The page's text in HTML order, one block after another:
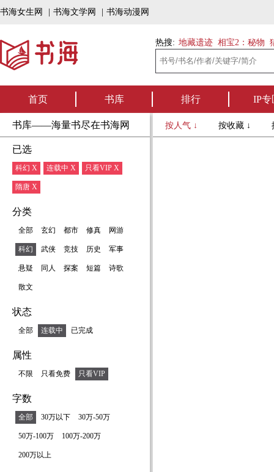
书海女生网 书海文学网 书海动漫网
热搜: 地藏遗迹 相宝2：秘物
首页 书库 排行 IP专
书库——海量书尽在书海网
已选
科幻 X 连载中 X 只看VIP X
隋唐 X
分类
全部 玄幻 都市 修真 网游
科幻 武侠 竞技 历史 军事
悬疑 同人 探案 短篇 诗歌
散文
状态
全部 连载中 已完成
属性
不限 只看免费 只看VIP
字数
全部 30万以下 30万-50万
50万-100万 100万-200万
200万以上
按人气 ↓ 按收藏 ↓